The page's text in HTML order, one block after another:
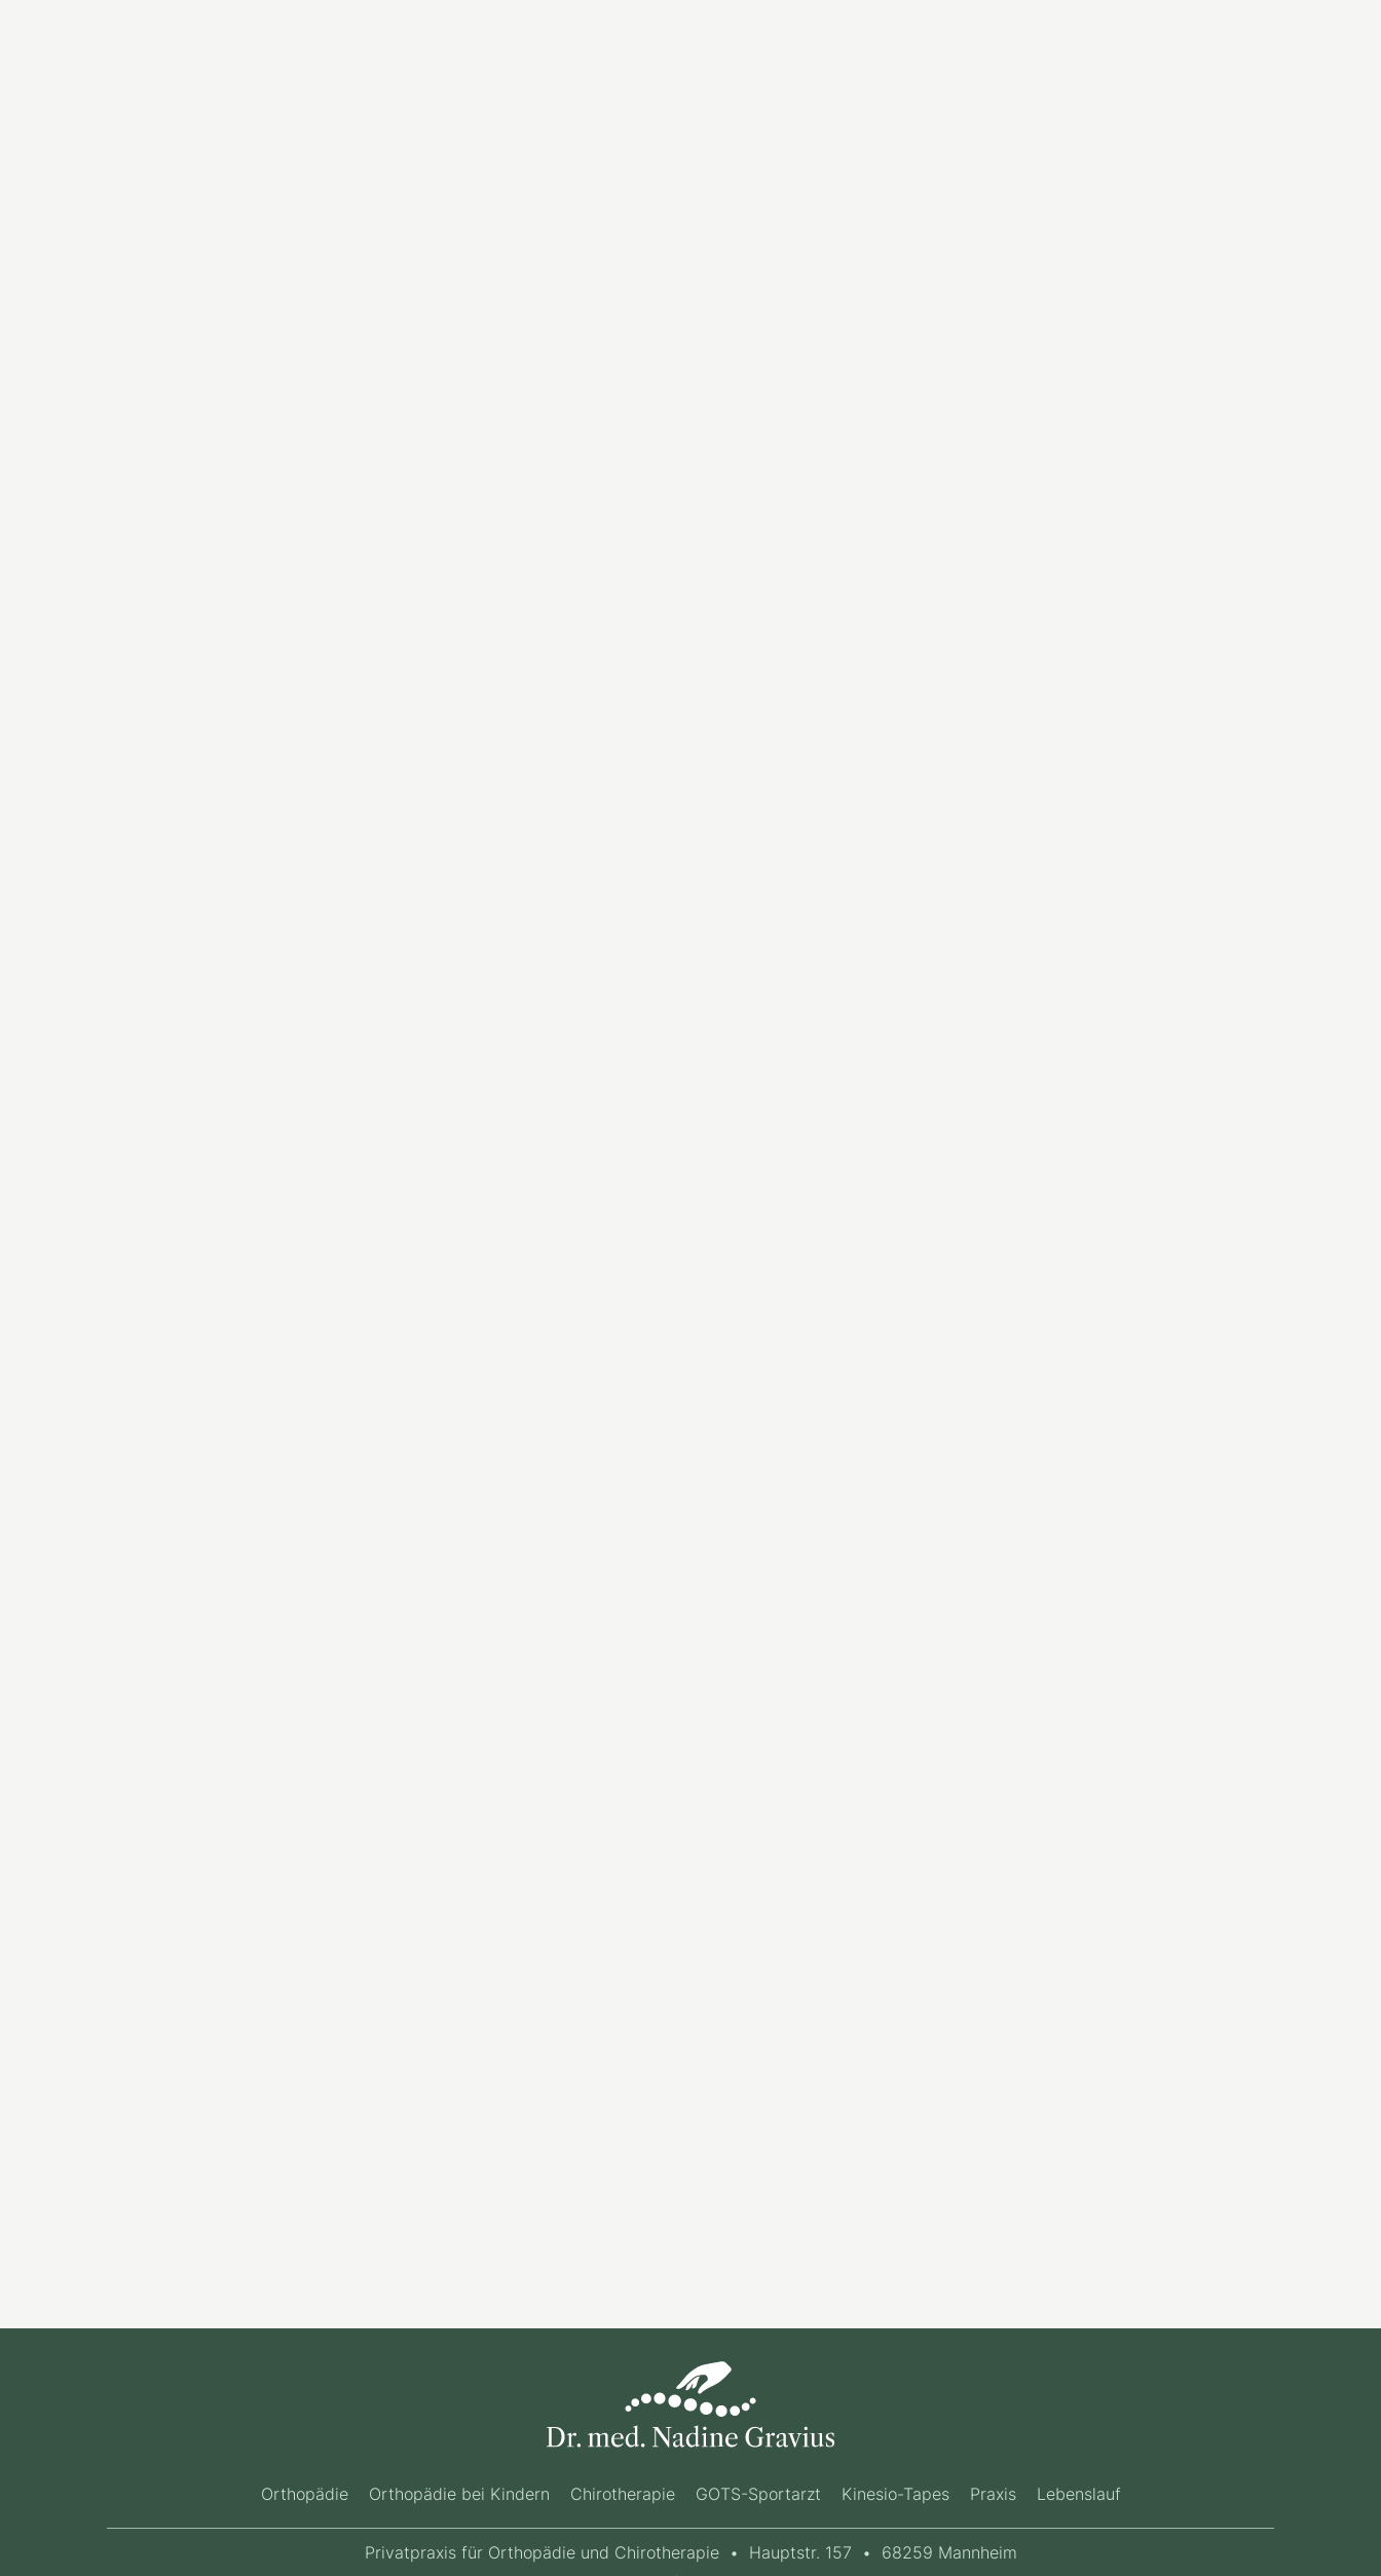
Orthopädie Orthopädie bei Kindern Chirotherapie GOTS-Sportarzt Kinesio-Tapes Praxis Lebenslauf
Privatpraxis für Orthopädie und Chirotherapie • Hauptstr. 157 •
68259 Mannheim